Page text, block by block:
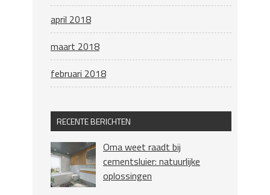
april 2018
maart 2018
februari 2018
RECENTE BERICHTEN
Oma weet raadt bij
cementsluier: natuurlijke
oplossingen